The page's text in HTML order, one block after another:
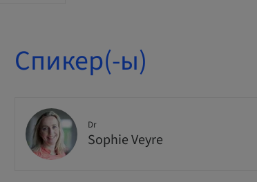
Спикер(-ы)
Dr
Sophie Veyre